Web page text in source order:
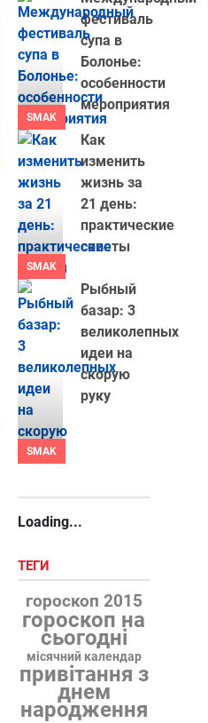
SMAK
фестиваль
супа в
Болонье:
особенности
мероприятия
SMAK
Как
изменить
жизнь за
21 день:
практические
советы
SMAK
Рыбный
базар: 3
великолепных
идеи на
скорую
руку
Loading...
ТЕГИ
гороскоп 2015
гороскоп на
сьогодні
місячний календар
привітання з
днем
народження